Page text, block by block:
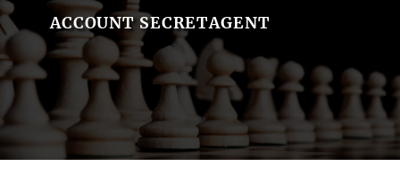
ACCOUNT SECRETAGENT